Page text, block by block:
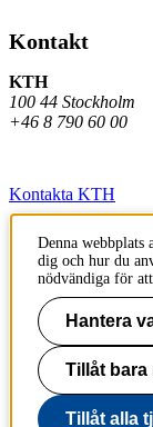
Kontakt
KTH
100 44 Stockholm
+46 8 790 60 00
Kontakta KTH
Jobba på KTH
Press och media
Faktura och
Om KTH:s
Denna webbplats
dig och hur du
nödvändiga för
Hantera
Tillåt
Tillåt alla